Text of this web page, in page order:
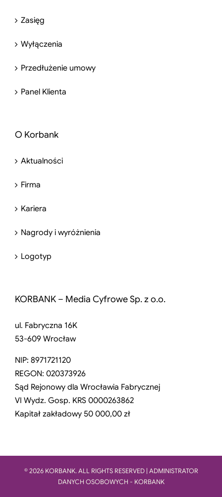
Zasięg
Wyłączenia
Przedłużenie umowy
Panel Klienta
O Korbank
Aktualności
Firma
Kariera
Nagrody i wyróżnienia
Logotyp
KORBANK – Media Cyfrowe Sp. z o.o.
ul. Fabryczna 16K
53-609 Wrocław
NIP: 8971721120
REGON: 020373926
Sąd Rejonowy dla Wrocławia Fabrycznej
VI Wydz. Gosp. KRS 0000263862
Kapitał zakładowy 50 000,00 zł
© 2026 KORBANK. ALL RIGHTS RESERVED | ADMINISTRATOR
DANYCH OSOBOWYCH - KORBANK